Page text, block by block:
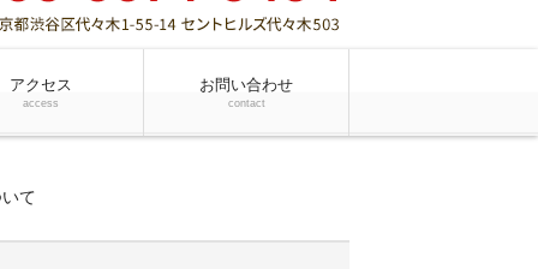
アクセス
access
お問い合わせ
contact
て